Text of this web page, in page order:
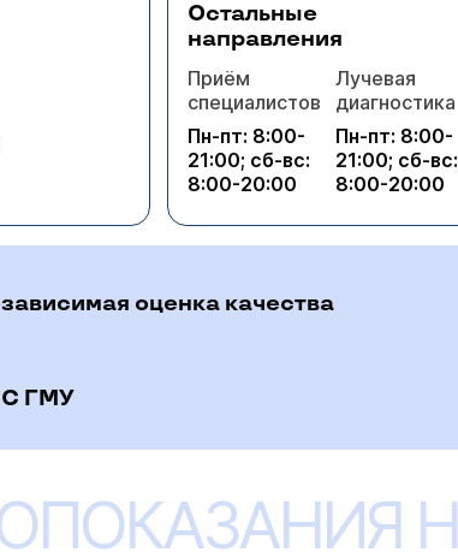
Остальные
направления
Приём
специалистов
Пн-пт: 8:00-
21:00; сб-вс:
8:00-20:00
Лучевая
диагностика
Пн-пт: 8:00-
21:00; сб-вс:
8:00-20:00
оценка качества
ГМУ